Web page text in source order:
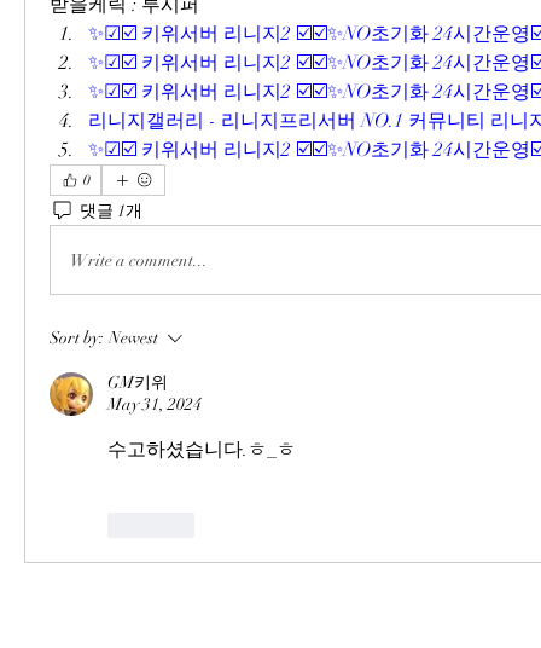
받을케릭 : 루시퍼
✨☑☑️ 키위서버 리니지2 ☑️☑️✨NO초기화 24시간운영
✨☑☑️ 키위서버 리니지2 ☑️☑️✨NO초기화 24시간운영
✨☑☑️ 키위서버 리니지2 ☑️☑️✨NO초기화 24시간운영
리니지갤러리 - 리니지프리서버 NO.1 커뮤니티 리니
✨☑☑️ 키위서버 리니지2 ☑️☑️✨NO초기화 24시간운영
0
댓글 1개
Write a comment...
Sort by: Newest
GM키위
May 31, 2024
수고하셨습니다.ㅎ_ㅎ